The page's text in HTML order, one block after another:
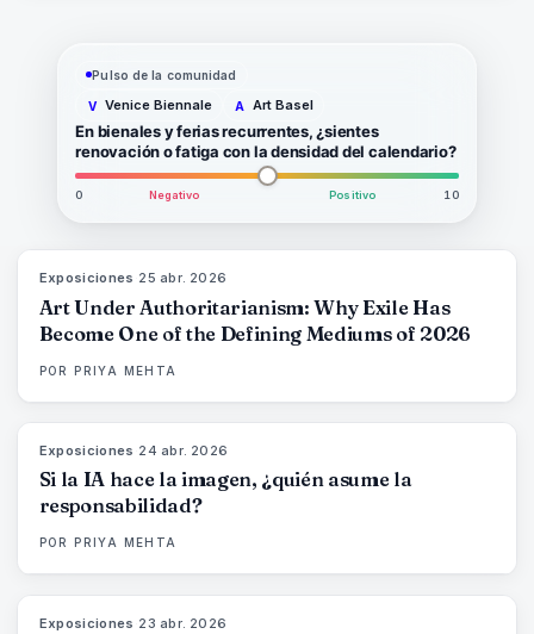
Pulso de la comunidad
V Venice Biennale A Art Basel
En bienales y ferias recurrentes, ¿sientes
renovación o fatiga con la densidad del calendario?
0 Negativo Positivo 10
Exposiciones 25 abr. 2026
Art Under Authoritarianism: Why Exile Has
Become One of the Defining Mediums of 2026
POR PRIYA MEHTA
Exposiciones 24 abr. 2026
Si la IA hace la imagen, ¿quién asume la
responsabilidad?
POR PRIYA MEHTA
Exposiciones 23 abr. 2026